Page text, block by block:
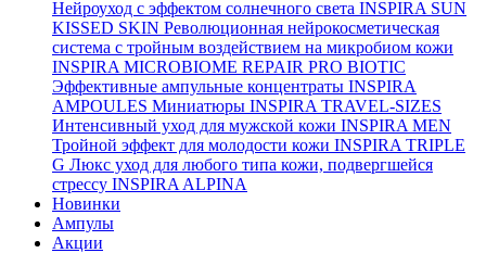
Нейроуход с эффектом солнечного света INSPIRA SUN
KISSED SKIN Революционная нейрокосметическая
система с тройным воздействием на микробиом кожи
INSPIRA MICROBIOME REPAIR PRO BIOTIC
Эффективные ампульные концентраты INSPIRA
AMPOULES Миниатюры INSPIRA TRAVEL-SIZES
Интенсивный уход для мужской кожи INSPIRA MEN
Тройной эффект для молодости кожи INSPIRA TRIPLE
G Люкс уход для любого типа кожи, подвергшейся
стрессу INSPIRA ALPINA
Новинки
Ампулы
Акции